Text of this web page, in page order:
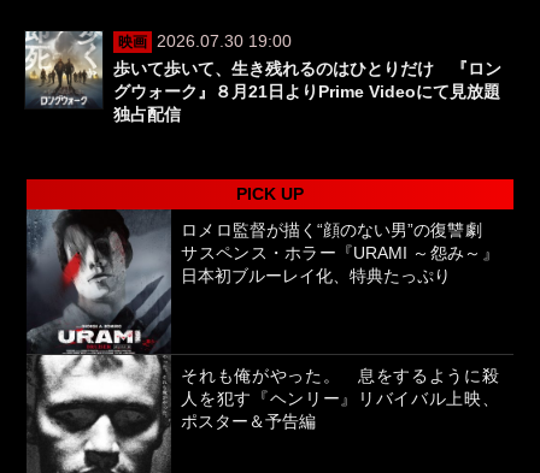
映画
2026.07.30 19:00
歩いて歩いて、生き残れるのはひとりだけ 『ロン
グウォーク』８月21日よりPrime Videoにて見放題
独占配信
PICK UP
ロメロ監督が描く“顔のない男”の復讐劇
サスペンス・ホラー『URAMI ～怨み～』
日本初ブルーレイ化、特典たっぷり
それも俺がやった。 息をするように殺
人を犯す『ヘンリー』リバイバル上映、
ポスター＆予告編